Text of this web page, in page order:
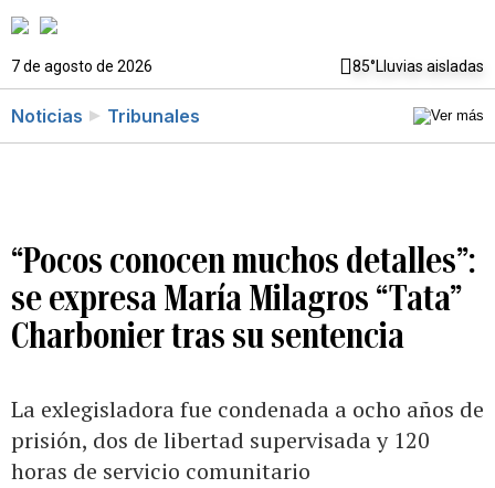
7 de agosto de 2026 85°Lluvias aisladas
Noticias Tribunales
“Pocos conocen muchos detalles”:
se expresa María Milagros “Tata”
Charbonier tras su sentencia
La exlegisladora fue condenada a ocho años de
prisión, dos de libertad supervisada y 120
horas de servicio comunitario